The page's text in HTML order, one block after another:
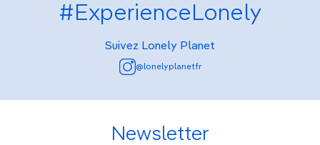
#ExperienceLonely
Suivez Lonely Planet
@lonelyplanetfr
Newsletter